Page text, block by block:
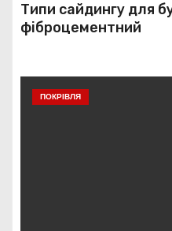
Типи сайдингу для
фіброцементний
ПОКРІВЛЯ